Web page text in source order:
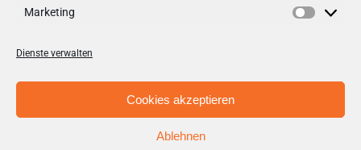
Marketing
Dienste verwalten
Cookies akzeptieren
Ablehnen
© Copyright 2012 - 2026 | Stadt + Handel City- und